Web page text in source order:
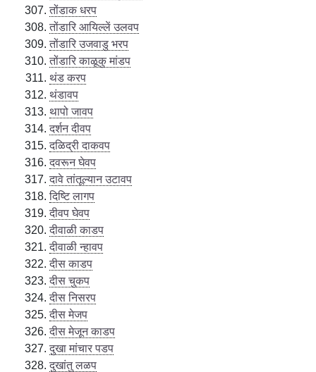
तोंडाक धरप
तोंडारि आयिल्लें उलवप
तोंडारि उजवाडु भरप
तोंडारि काळूकु मांडप
थंड करप
थंडावप
थापो जावप
दर्शन दीवप
दळिद्री दाकवप
दवरून घेवप
दावे तांतूल्यान उटावप
दिष्टि लागप
दीवप घेवप
दीवाळी काडप
दीवाळी न्हावप
दीस काडप
दीस चुकप
दीस निसरप
दीस मेजप
दीस मेजून काडप
दुखा मांचार पडप
दुखांतु लळप